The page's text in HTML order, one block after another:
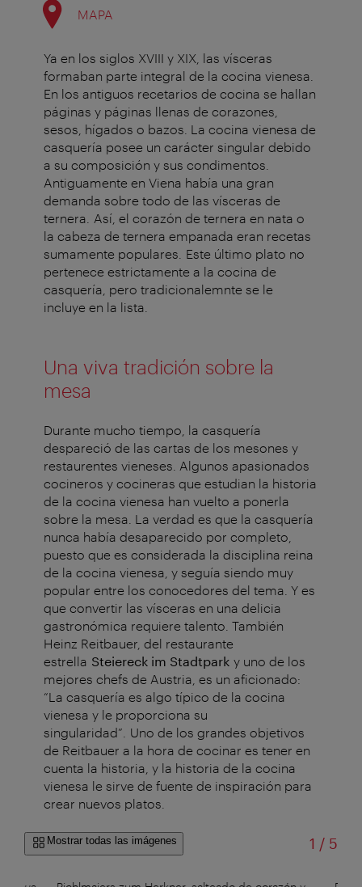
MAPA
Ya en los siglos XVIII y XIX, las vísceras
formaban parte integral de la cocina vienesa.
En los antiguos recetarios de cocina se hallan
páginas y páginas llenas de corazones,
sesos, hígados o bazos. La cocina vienesa de
casquería posee un carácter singular debido
a su composición y sus condimentos.
Antiguamente en Viena había una gran
demanda sobre todo de las vísceras de
ternera. Así, el corazón de ternera en nata o
la cabeza de ternera empanada eran recetas
sumamente populares. Este último plato no
pertenece estrictamente a la cocina de
casquería, pero tradicionalemnte se le
incluye en la lista.
Una viva tradición sobre la
mesa
Durante mucho tiempo, la casquería
despareció de las cartas de los mesones y
restaurentes vieneses. Algunos apasionados
cocineros y cocineras que estudian la historia
de la cocina vienesa han vuelto a ponerla
sobre la mesa. La verdad es que la casquería
nunca había desaparecido por completo,
puesto que es considerada la disciplina reina
de la cocina vienesa, y seguía siendo muy
popular entre los conocedores del tema. Y es
que convertir las vísceras en una delicia
gastronómica requiere talento. También
Heinz Reitbauer, del restaurante
estrella Steiereck im Stadtpark y uno de los
mejores chefs de Austria, es un aficionado:
“La casquería es algo típico de la cocina
vienesa y le proporciona su
singularidad”. Uno de los grandes objetivos
de Reitbauer a la hora de cocinar es tener en
cuenta la historia, y la historia de la cocina
vienesa le sirve de fuente de inspiración para
crear nuevos platos.
Mostrar todas las imágenes 1 /de
5